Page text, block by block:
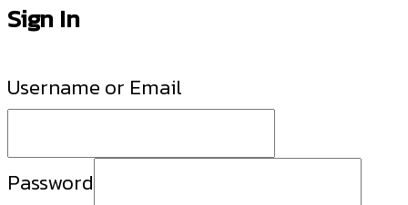
Sign In
Username or Email
Password